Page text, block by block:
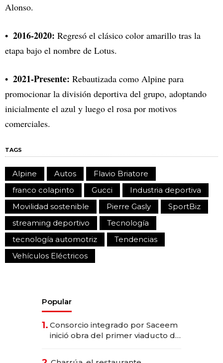
Alonso.
2016-2020: Regresó el clásico color amarillo tras la
etapa bajo el nombre de Lotus.
2021-Presente: Rebautizada como Alpine para
promocionar la división deportiva del grupo, adoptando
inicialmente el azul y luego el rosa por motivos
comerciales.
TAGS
Alpine Autos
Flavio Briatore
franco colapinto
Gucci
Industria deportiva
Movilidad sostenible
Pierre Gasly
SportBiz
streaming deportivo
Tecnología
tecnología automotriz
Tendencias
Vehículos Eléctricos
Popular
1. Consorcio integrado por Saceem
inició obra del primer viaducto de